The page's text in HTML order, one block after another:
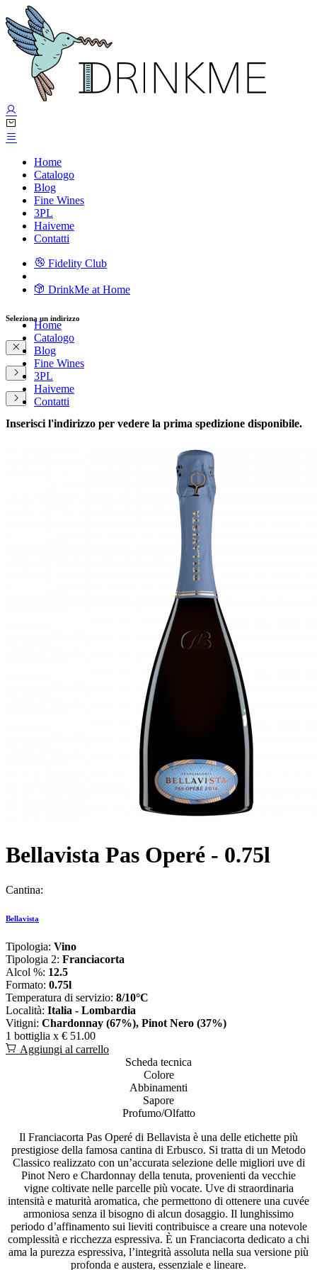
Home
Catalogo
Blog
Fine Wines
3PL
Haiveme
Contatti
Fidelity Club
DrinkMe at Home
Home
Catalogo
Blog
Fine Wines
3PL
Haiveme
Contatti
Seleziona un indirizzo
Inserisci l'indirizzo per vedere la prima spedizione disponibile.
Bellavista Pas Operé - 0.75l
Cantina:
Bellavista
Tipologia: Vino
Tipologia 2: Franciacorta
Alcol %: 12.5
Formato: 0.75l
Temperatura di servizio: 8/10°C
Località: Italia - Lombardia
Vitigni: Chardonnay (67%), Pinot Nero (37%)
1 bottiglia x € 51.00
Aggiungi al carrello
Scheda tecnica
Colore
Abbinamenti
Sapore
Profumo/Olfatto
Il Franciacorta Pas Operé di Bellavista è una delle etichette più
prestigiose della famosa cantina di Erbusco. Si tratta di un Metodo
Classico realizzato con un’accurata selezione delle migliori uve di
Pinot Nero e Chardonnay della tenuta, provenienti da vecchie
vigne coltivate nelle parcelle più vocate. Uve di straordinaria
intensità e maturità aromatica, che permettono di ottenere una cuvée
armoniosa senza il bisogno di alcun dosaggio. Il lunghissimo
periodo d’affinamento sui lieviti contribuisce a creare una notevole
complessità e ricchezza espressiva. È un Franciacorta dedicato a chi
ama la purezza espressiva, l’integrità assoluta nella sua versione più
profonda e austera, essenziale e lineare.